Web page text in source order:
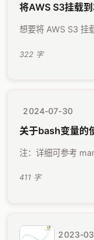
将AWS S3挂载
想要将 AWS S3 挂
1 2 3 sudo apt
322 字
2024-07-30
关于bash变量的
注：详细可参考
VAR="aaabbbccc"
411 字
2023-